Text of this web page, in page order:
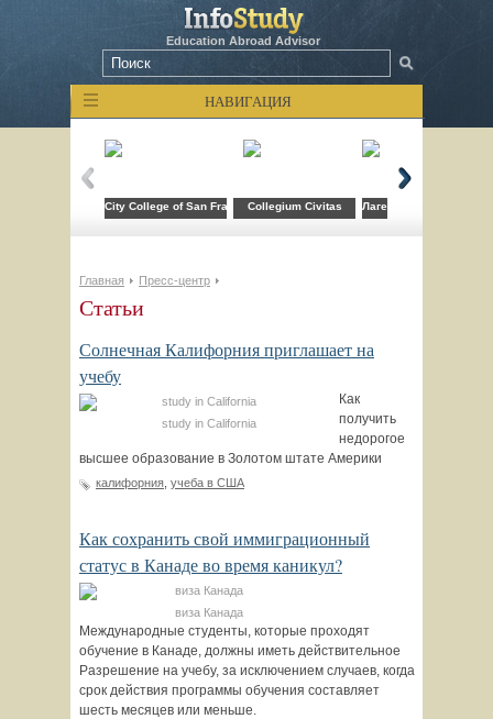
Education Abroad Advisor
НАВИГАЦИЯ
City College of San FranciscoCollegium Civitas Лагерь компьютерных
Главная Пресс-центр
Статьи
Солнечная Калифорния приглашает на
учебу
study in California
Как
получить
недорогое
высшее образование в Золотом штате Америки
калифорния учеба в США
Как сохранить свой иммиграционный
статус в Канаде во время каникул?
виза Канада
Международные студенты, которые проходят
обучение в Канаде, должны иметь действительное
Разрешение на учебу, за исключением случаев, когда
срок действия программы обучения составляет
шесть месяцев или меньше.